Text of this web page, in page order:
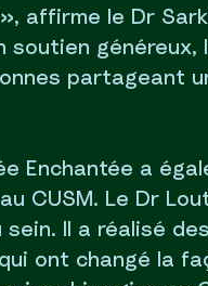
affirme le Dr
soutien
partageant
Enchantée a
CUSM. Le Dr
Il a réalisé
ont changé la